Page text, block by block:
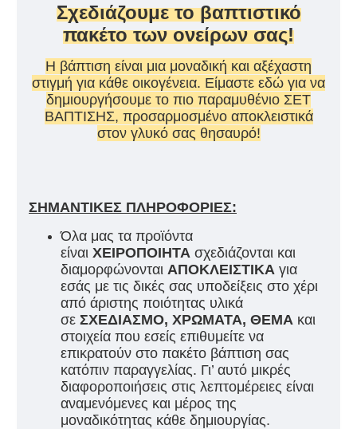
Σχεδιάζουμε το βαπτιστικό
πακέτο των ονείρων σας!
Η βάπτιση είναι μια μοναδική και αξέχαστη
στιγμή για κάθε οικογένεια. Είμαστε εδώ για να
δημιουργήσουμε το πιο παραμυθένιο ΣΕΤ
ΒΑΠΤΙΣΗΣ, προσαρμοσμένο αποκλειστικά
στον γλυκό σας θησαυρό!
ΣΗΜΑΝΤΙΚΕΣ ΠΛΗΡΟΦΟΡΙΕΣ:
Όλα μας τα προϊόντα
είναι ΧΕΙΡΟΠΟΙΗΤΑ σχεδιάζονται και
διαμορφώνονται ΑΠΟΚΛΕΙΣΤΙΚΑ για
εσάς με τις δικές σας υποδείξεις στο χέρι
από άριστης ποιότητας υλικά
σε ΣΧΕΔΙΑΣΜΟ, ΧΡΩΜΑΤΑ, ΘΕΜΑ και
στοιχεία που εσείς επιθυμείτε να
επικρατούν στο πακέτο βάπτιση σας
κατόπιν παραγγελίας. Γι’ αυτό μικρές
διαφοροποιήσεις στις λεπτομέρειες είναι
αναμενόμενες και μέρος της
μοναδικότητας κάθε δημιουργίας.